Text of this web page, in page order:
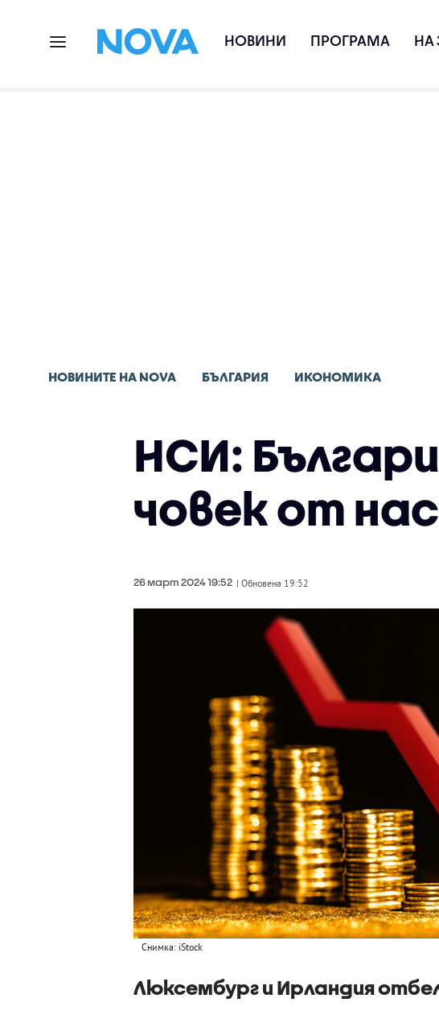
НОВИНИ ПРОГРАМА НА
НОВИНИТЕ НА NOVA БЪЛГАРИЯ ИКОНОМИКА
НСИ:
човек от
26 март 2024 19:52 | Обновена 19:52
Снимка: iStock
Люксембург и Ирландия